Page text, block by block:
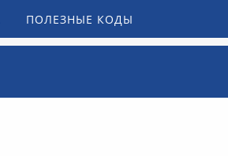
ПОЛЕЗНЫЕ КОДЫ